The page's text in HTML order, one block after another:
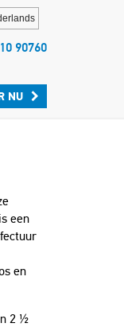
90760
NU
een
en
2 ½